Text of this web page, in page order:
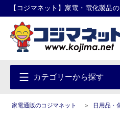
【コジマネット】家電・電化製品
カテゴリーから探す
家電通販のコジマネット 日用品・